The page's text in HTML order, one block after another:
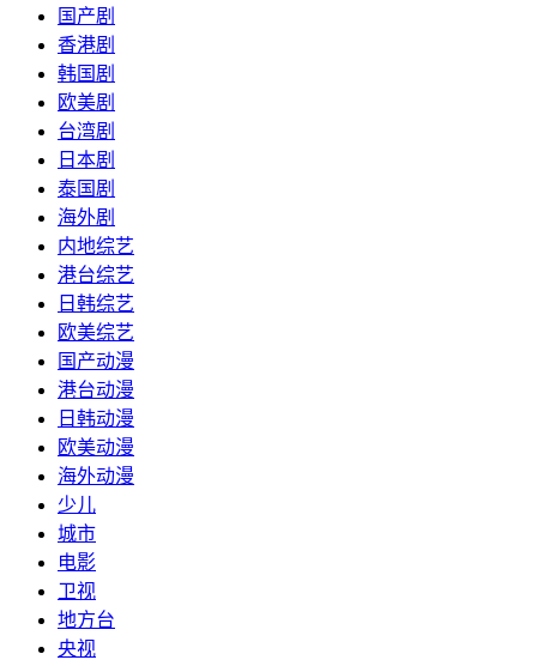
国产剧
香港剧
韩国剧
欧美剧
台湾剧
日本剧
泰国剧
海外剧
内地综艺
港台综艺
日韩综艺
欧美综艺
国产动漫
港台动漫
日韩动漫
欧美动漫
海外动漫
少儿
城市
电影
卫视
地方台
央视